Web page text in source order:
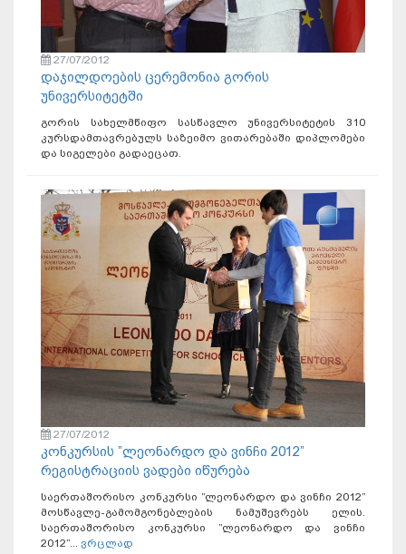
27/07/2012
დაჯილდოების ცერემონია გორის
უნივერსიტეტში
გორის სახელმწიფო სასწავლო უნივერსიტეტის 310
კურსდამთავრებულს საზეიმო ვითარებაში დიპლომები
და სიგელები გადაეცათ.
27/07/2012
კონკურსის ”ლეონარდო და ვინჩი 2012”
რეგისტრაციის ვადები იწურება
საერთაშორისო კონკურსი ”ლეონარდო და ვინჩი 2012”
მოსწავლე-გამომგონებლების ნამუშევრებს ელის.
საერთაშორისო კონკურსი ”ლეონარდო და ვინჩი
2012”... ვრცლად